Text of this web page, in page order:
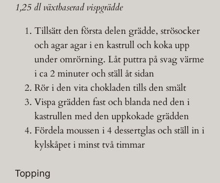
1,25 dl växtbaserad vispgrädde
Tillsätt den första delen grädde, strösocker
och agar agar i en kastrull och koka upp
under omrörning. Låt puttra på svag värme
i ca 2 minuter och ställ åt sidan
Rör i den vita chokladen tills den smält
Vispa grädden fast och blanda ned den i
kastrullen med den uppkokade grädden
Fördela moussen i 4 dessertglas och ställ in i
kylskåpet i minst två timmar
Topping